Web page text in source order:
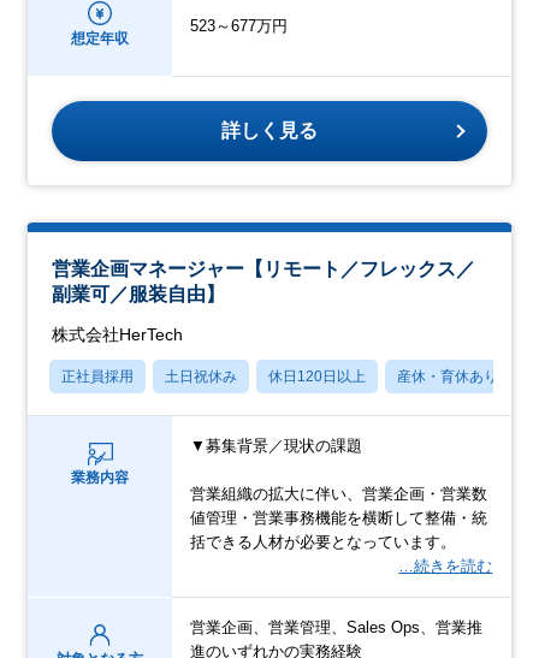
想定年収
523～677万円
詳しく見る
営業企画マネージャー【リモート／フレックス／
副業可／服装自由】
株式会社HerTech
正社員採用 土日祝休み 休日120日以上 産休・育休あり
業務内容
▼募集背景／現状の課題
営業組織の拡大に伴い、営業企画・営業数
値管理・営業事務機能を横断して整備・統
括できる人材が必要となっています。
…続きを読む
営業企画、営業管理、Sales Ops、営業推
進のいずれかの実務経験